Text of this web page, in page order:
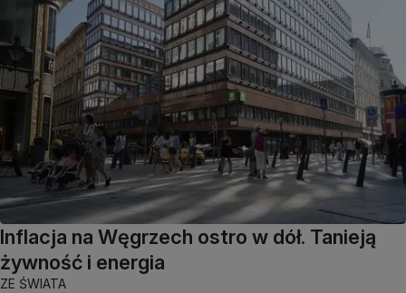
Inflacja na Węgrzech ostro w dół. Tanieją
żywność i energia
ZE ŚWIATA